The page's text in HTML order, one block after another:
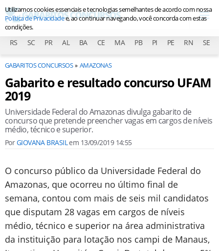
RS SC PR AL BA CE MA PB PI PE RN SE
GABARITOS CONCURSOS AMAZONAS
Gabarito e resultado concurso UFAM
2019
Universidade Federal do Amazonas divulga gabarito de
concurso que pretende preencher vagas em cargos de níveis
médio, técnico e superior.
PorGIOVANA BRASILem 13/09/2019 14:55
O concurso público da Universidade Federal do
Amazonas, que ocorreu no último final de
semana, contou com mais de seis mil candidatos
que disputam 28 vagas em cargos de níveis
médio, técnico e superior na área administrativa
da instituição para lotação nos campi de Manaus,
Utilizamos cookies essenciais e tecnologias semelhantes de acordo com nossa
Política de Privacidadee, ao continuar navegando, você concorda com estas
condições.